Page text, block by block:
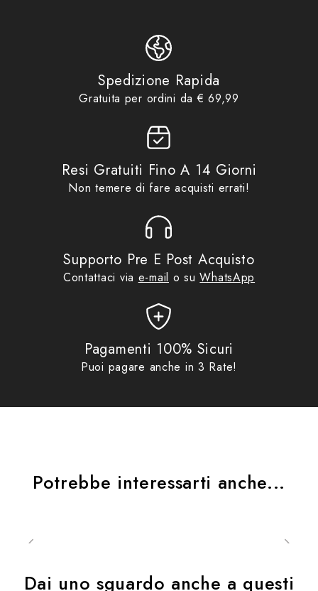
Accessori
regalo fino ad €29,99
Promo
Spedizione Rapida
Gratuita per ordini da € 69,99
Resi Gratuiti Fino A 14 Giorni
Non temere di fare acquisti errati!
Supporto Pre E Post Acquisto
Contattaci via e-mail o suWhatsApp
Pagamenti 100% Sicuri
Puoi pagare anche in 3 Rate!
Potrebbe interessarti anche...
Dai uno sguardo anche a questi